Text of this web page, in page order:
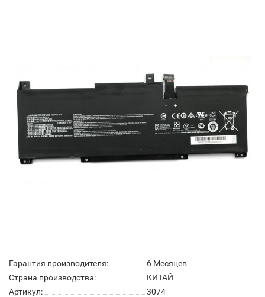
Гарантия производителя:
6 Месяцев
Страна производства:
КИТАЙ
Артикул:
3074